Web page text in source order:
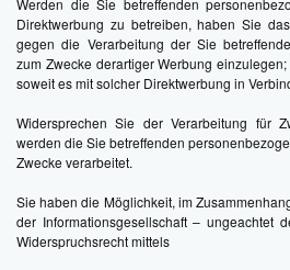
Werden die Sie betreffenden
Direktwerbung zu betreiben, haben Sie
gegen die Verarbeitung der Sie
zum Zwecke derartiger Werbung
soweit es mit solcher Direktwerbung in
Widersprechen Sie der Verarbeitung für
werden die Sie betreffenden
Zwecke verarbeitet.
Sie haben die Möglichkeit, im
der Informationsgesellschaft – ungeachtet
Widerspruchsrecht mittels